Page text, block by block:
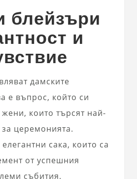
блейзъри
и
дамските
е въпрос, който си
които търсят най-
церемонията.
сака, които са
от успешния
събития.